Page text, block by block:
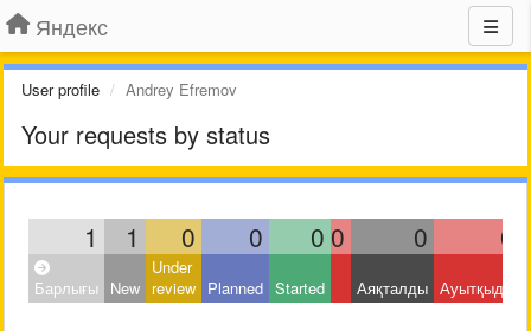
Яндекс
User profile Andrey Efremov
Your requests by status
1 1 0 0 0 0 0 0
Барлығы New
Under
review Planned Started Аяқталды Ауытқыды